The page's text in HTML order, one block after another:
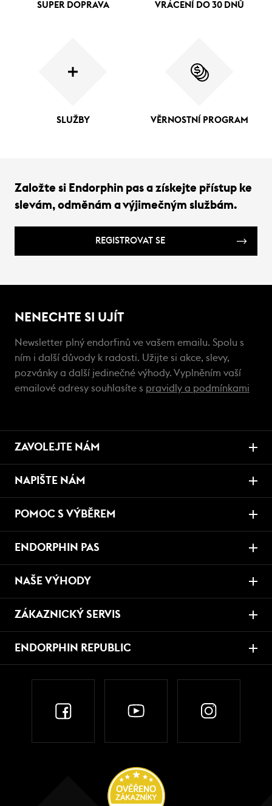
SUPER DOPRAVA VRÁCENÍ DO 30 DNŮ
SLUŽBY VĚRNOSTNÍ PROGRAM
Založte si Endorphin pas a získejte přístup ke
slevám, odměnám a výjimečným službám.
REGISTROVAT SE
NENECHTE SI UJÍT
Newsletter plný endorfinů ve vašem emailu. Spolu s
ním i další důvody k radosti. Užijte si akce, slevy,
pozvánky a další jedinečné výhody. Vyplněním vaší
emailové adresy souhlasíte s pravidly a podmínkami
ZAVOLEJTE NÁM
NAPIŠTE NÁM
POMOC S VÝBĚREM
ENDORPHIN PAS
NAŠE VÝHODY
ZÁKAZNICKÝ SERVIS
ENDORPHIN REPUBLIC